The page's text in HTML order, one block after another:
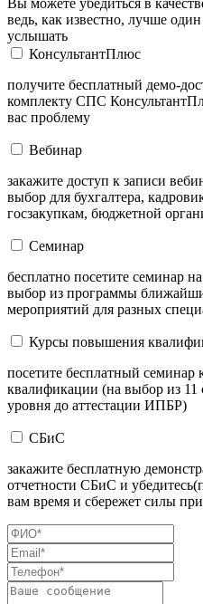
ведь, как известно, лучше
услышать
КонсультантПлюс
получите бесплатный демо-
комплекту СПС
вас проблему
Вебинар
закажите доступ к записи
выбор для бухгалтера,
госзакупкам, бюджетной
Семинар
бесплатно посетите семинар
выбор из программы
мероприятий для разных
Курсы повышения
посетите бесплатный
квалификации (на выбор из
уровня до аттестации ИПБР)
СБиС
закажите бесплатную
отчетности СБиС и
вам время и сбережет силы